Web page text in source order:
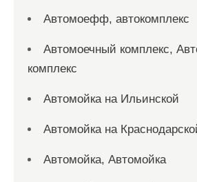
Автомоефф, автокомплекс
Автомоечный комплекс,
комплекс
Автомойка на Ильинской
Автомойка на
Автомойка, Автомойка